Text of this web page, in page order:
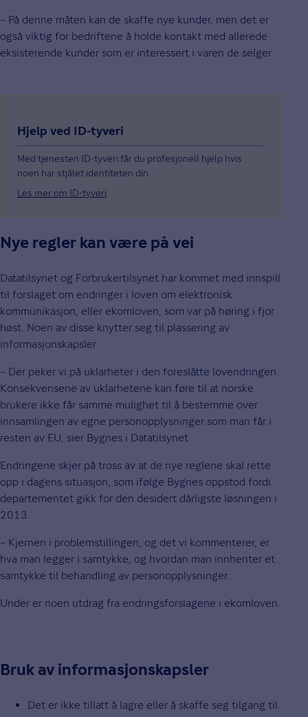
– På denne måten kan de skaffe nye kunder, men det er
også viktig for bedriftene å holde kontakt med allerede
eksisterende kunder som er interessert i varen de selger.
Hjelp ved ID-tyveri
Med tjenesten ID-tyveri får du profesjonell hjelp hvis
noen har stjålet identiteten din.
Les mer om ID-tyveri
Nye regler kan være på vei
Datatilsynet og Forbrukertilsynet har kommet med innspill
til forslaget om endringer i loven om elektronisk
kommunikasjon, eller ekomloven, som var på høring i fjor
høst. Noen av disse knytter seg til plassering av
informasjonskapsler.
– Der peker vi på uklarheter i den foreslåtte lovendringen.
Konsekvensene av uklarhetene kan føre til at norske
brukere ikke får samme mulighet til å bestemme over
innsamlingen av egne personopplysninger som man får i
resten av EU, sier Bygnes i Datatilsynet.
Endringene skjer på tross av at de nye reglene skal rette
opp i dagens situasjon, som ifølge Bygnes oppstod fordi
departementet gikk for den desidert dårligste løsningen i
2013.
– Kjernen i problemstillingen, og det vi kommenterer, er
hva man legger i samtykke, og hvordan man innhenter et
samtykke til behandling av personopplysninger.
Under er noen utdrag fra endringsforslagene i ekomloven.
Bruk av informasjonskapsler
Det er ikke tillatt å lagre eller å skaffe seg tilgang til